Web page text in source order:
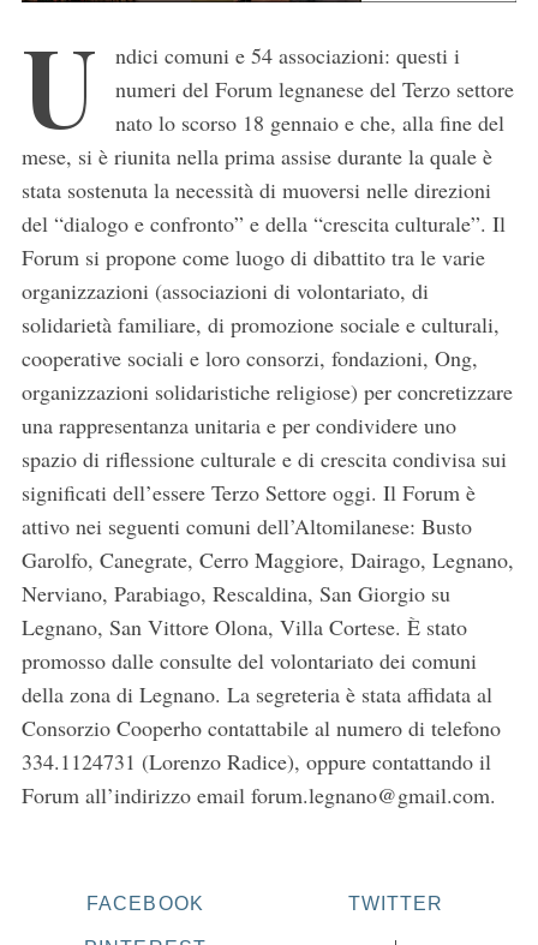
U
ndici comuni e 54 associazioni: questi i
numeri del Forum legnanese del Terzo settore
nato lo scorso 18 gennaio e che, alla fine del
mese, si è riunita nella prima assise durante la quale è
stata sostenuta la necessità di muoversi nelle direzioni
del “dialogo e confronto” e della “crescita culturale”. Il
Forum si propone come luogo di dibattito tra le varie
organizzazioni (associazioni di volontariato, di
solidarietà familiare, di promozione sociale e culturali,
cooperative sociali e loro consorzi, fondazioni, Ong,
organizzazioni solidaristiche religiose) per concretizzare
una rappresentanza unitaria e per condividere uno
spazio di riflessione culturale e di crescita condivisa sui
significati dell’essere Terzo Settore oggi. Il Forum è
attivo nei seguenti comuni dell’Altomilanese: Busto
Garolfo, Canegrate, Cerro Maggiore, Dairago, Legnano,
Nerviano, Parabiago, Rescaldina, San Giorgio su
Legnano, San Vittore Olona, Villa Cortese. È stato
promosso dalle consulte del volontariato dei comuni
della zona di Legnano. La segreteria è stata affidata al
Consorzio Cooperho contattabile al numero di telefono
334.1124731 (Lorenzo Radice), oppure contattando il
Forum all’indirizzo email forum.legnano@gmail.com.
FACEBOOK TWITTER